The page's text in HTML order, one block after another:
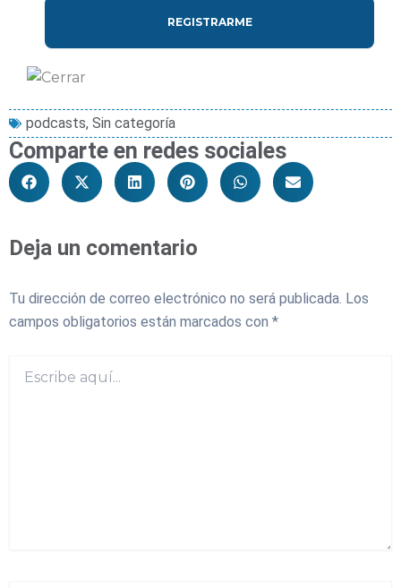
podcasts, Sin categoría
Comparte en redes sociales
Deja un comentario
Tu dirección de correo electrónico no será publicada. Los
campos obligatorios están marcados con *
aquí...